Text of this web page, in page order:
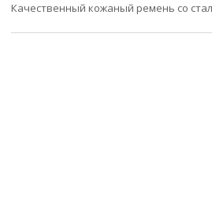
Качественный кожаный ремень со